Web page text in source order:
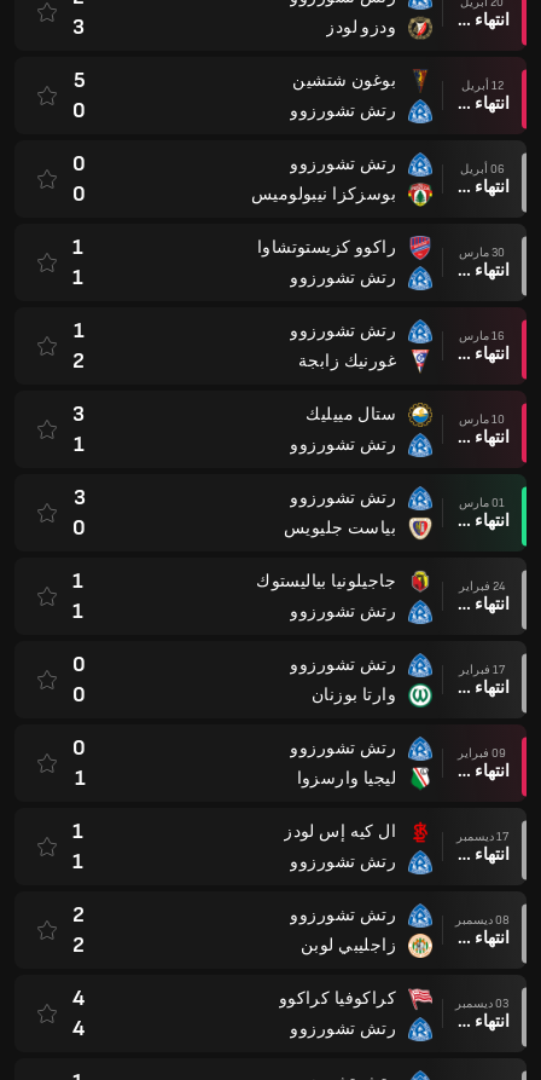
انتهاء وقت المباراة
ودزو لودز
3
12 أبريل
انتهاء وقت المباراة
بوغون شتشين
رتش تشورزوو
5
0
06 أبريل
انتهاء وقت المباراة
رتش تشورزوو
بوسزكزا نيبولوميس
0
0
30 مارس
انتهاء وقت المباراة
راكوو كزيستوتشاوا
رتش تشورزوو
1
1
16 مارس
انتهاء وقت المباراة
رتش تشورزوو
غورنيك زابجة
1
2
10 مارس
انتهاء وقت المباراة
ستال مييليك
رتش تشورزوو
3
1
01 مارس
انتهاء وقت المباراة
رتش تشورزوو
بياست جليويس
3
0
24 فبراير
انتهاء وقت المباراة
جاجيلونيا بياليستوك
رتش تشورزوو
1
1
17 فبراير
انتهاء وقت المباراة
رتش تشورزوو
وارتا بوزنان
0
0
09 فبراير
انتهاء وقت المباراة
رتش تشورزوو
ليجيا وارسزوا
0
1
17 ديسمبر
انتهاء وقت المباراة
ال كيه إس لودز
رتش تشورزوو
1
1
08 ديسمبر
انتهاء وقت المباراة
رتش تشورزوو
زاجليبي لوبن
2
2
03 ديسمبر
انتهاء وقت المباراة
كراكوفيا كراكوو
رتش تشورزوو
4
4